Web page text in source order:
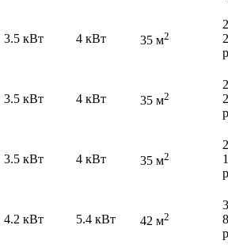
3.5 кВт 4 кВт 35 м2
3.5 кВт 4 кВт 35 м2
3.5 кВт 4 кВт 35 м2
4.2 кВт 5.4 кВт 42 м2